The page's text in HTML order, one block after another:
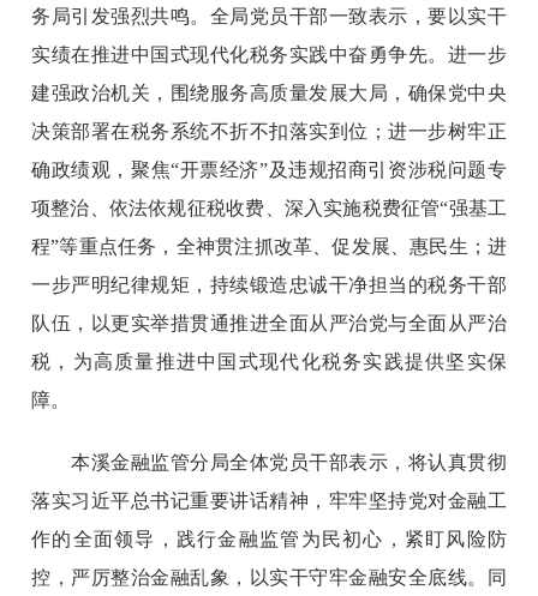
务局引发强烈共鸣。全局党员干部一致表示，要以实干
实绩在推进中国式现代化税务实践中奋勇争先。进一步
建强政治机关，围绕服务高质量发展大局，确保党中央
决策部署在税务系统不折不扣落实到位；进一步树牢正
确政绩观，聚焦“开票经济”及违规招商引资涉税问题专
项整治、依法依规征税收费、深入实施税费征管“强基工
程”等重点任务，全神贯注抓改革、促发展、惠民生；进
一步严明纪律规矩，持续锻造忠诚干净担当的税务干部
队伍，以更实举措贯通推进全面从严治党与全面从严治
税，为高质量推进中国式现代化税务实践提供坚实保
障。
本溪金融监管分局全体党员干部表示，将认真贯彻
落实习近平总书记重要讲话精神，牢牢坚持党对金融工
作的全面领导，践行金融监管为民初心，紧盯风险防
控，严厉整治金融乱象，以实干守牢金融安全底线。同